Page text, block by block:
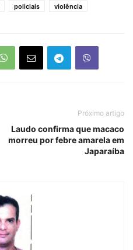
policiais violência
Próximo artigo
Laudo confirma que macaco
morreu por febre amarela em
Japaraíba